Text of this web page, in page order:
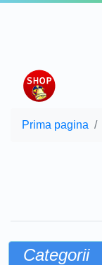
Prima pagina
Categorii